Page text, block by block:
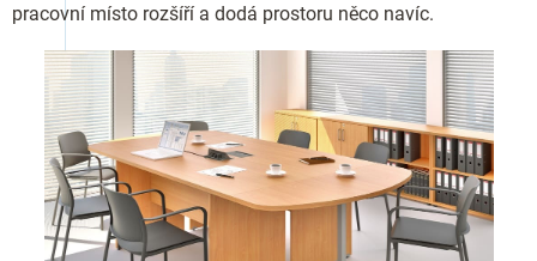
pracovní místo rozšíří a dodá prostoru něco navíc.